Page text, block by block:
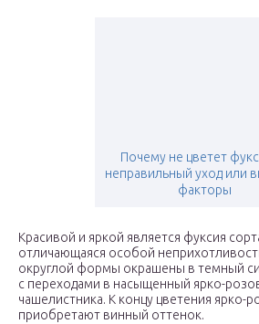
Почему не цветет
неправильный уход или
факторы
Красивой и яркой является фуксия
отличающаяся особой
округлой формы окрашены в темный
с переходами в насыщенный ярко-
чашелистника. К концу цветения ярко-
приобретают винный оттенок.